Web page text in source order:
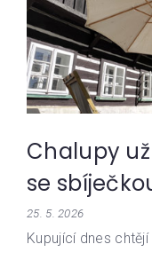
Chalupy
se
25. 5. 2026
Kupující dnes